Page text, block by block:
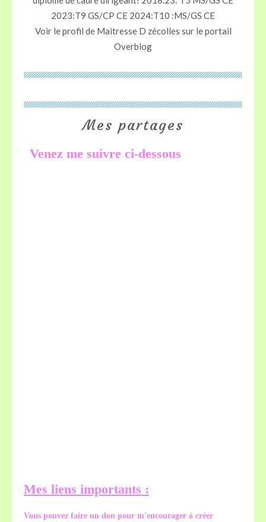
2023:T9 GS/CP CE 2024:T10 :MS/GS CE
Voir le profil de Maitresse D zécolles sur le portail
Overblog
Mes partages
Venez me suivre ci-dessous
Mes liens importants :
Vous pouvez faire un don pour m'encourager à créer